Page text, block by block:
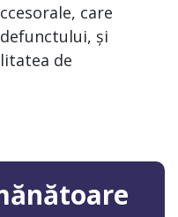
care
și
de